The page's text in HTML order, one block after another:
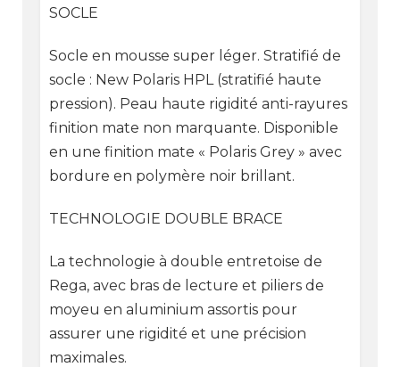
SOCLE
Socle en mousse super léger. Stratifié de
socle : New Polaris HPL (stratifié haute
pression). Peau haute rigidité anti-rayures
finition mate non marquante. Disponible
en une finition mate « Polaris Grey » avec
bordure en polymère noir brillant.
TECHNOLOGIE DOUBLE BRACE
La technologie à double entretoise de
Rega, avec bras de lecture et piliers de
moyeu en aluminium assortis pour
assurer une rigidité et une précision
maximales.